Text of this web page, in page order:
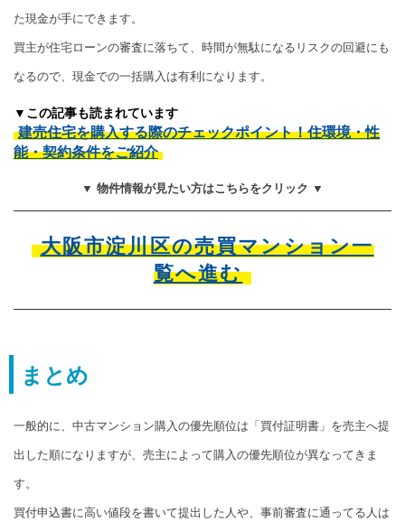
た現金が手にできます。
買主が住宅ローンの審査に落ちて、時間が無駄になるリスクの回避にも
なるので、現金での一括購入は有利になります。
▼この記事も読まれています
建売住宅を購入する際のチェックポイント！住環境・性
能・契約条件をご紹介
▼ 物件情報が見たい方はこちらをクリック ▼
大阪市淀川区の売買マンション一
覧へ進む
まとめ
一般的に、中古マンション購入の優先順位は「買付証明書」を売主へ提
出した順になりますが、売主によって購入の優先順位が異なってきま
す。
買付申込書に高い値段を書いて提出した人や、事前審査に通ってる人は